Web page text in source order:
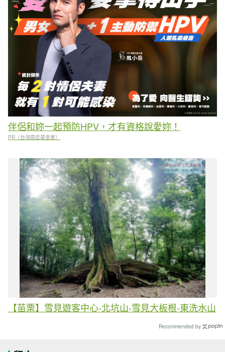
伴侶和妳一起預防HPV，才有資格說愛妳！
PR（台灣癌症基金會）
【苗栗】雪見遊客中心-北坑山-雪見大板根-東洗水山
Recommended by